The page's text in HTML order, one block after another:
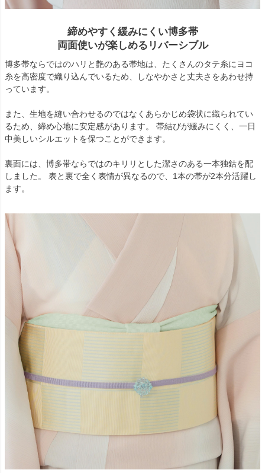
締めやすく緩みにくい博多帯
両面使いが楽しめるリバーシブル
博多帯ならではのハリと艶のある帯地は、たくさんのタテ糸にヨコ
糸を高密度で織り込んでいるため、しなやかさと丈夫さをあわせ持
っています。
また、生地を縫い合わせるのではなくあらかじめ袋状に織られてい
るため、締め心地に安定感があります。 帯結びが緩みにくく、一日
中美しいシルエットを保つことができます。
裏面には、博多帯ならではのキリリとした潔さのある一本独鈷を配
しました。 表と裏で全く表情が異なるので、1本の帯が2本分活躍し
ます。